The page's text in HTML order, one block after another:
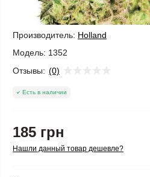
Производитель: Holland
Модель: 1352
Отзывы: (0)
Есть в наличии
185 грн
Нашли данный товар дешевле?